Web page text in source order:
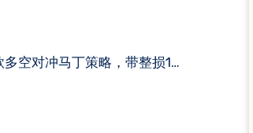
多空对冲马丁策略，带整损1…